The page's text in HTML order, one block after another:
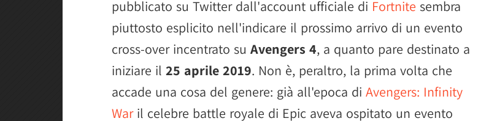
pubblicato su Twitter dall'account ufficiale di Fortnite sembra
piuttosto esplicito nell'indicare il prossimo arrivo di un evento
cross-over incentrato su Avengers 4, a quanto pare destinato a
iniziare il 25 aprile 2019. Non è, peraltro, la prima volta che
accade una cosa del genere: già all'epoca di Avengers: Infinity
Waril celebre battle royale di Epic aveva ospitato un evento